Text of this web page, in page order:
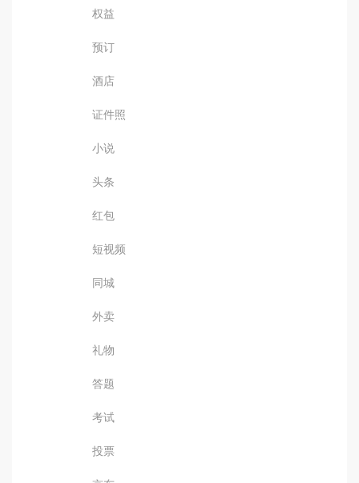
权益
预订
酒店
证件照
小说
头条
红包
短视频
同城
外卖
礼物
答题
考试
投票